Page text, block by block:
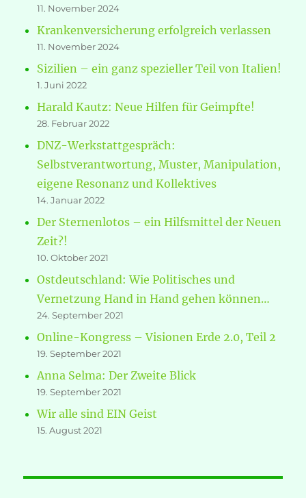
11. November 2024
Krankenversicherung erfolgreich verlassen
11. November 2024
Sizilien – ein ganz spezieller Teil von Italien!
1. Juni 2022
Harald Kautz: Neue Hilfen für Geimpfte!
28. Februar 2022
DNZ-Werkstattgespräch:
Selbstverantwortung, Muster, Manipulation,
eigene Resonanz und Kollektives
14. Januar 2022
Der Sternenlotos – ein Hilfsmittel der Neuen
Zeit?!
10. Oktober 2021
Ostdeutschland: Wie Politisches und
Vernetzung Hand in Hand gehen können…
24. September 2021
Online-Kongress – Visionen Erde 2.0, Teil 2
19. September 2021
Anna Selma: Der Zweite Blick
19. September 2021
Wir alle sind EIN Geist
15. August 2021